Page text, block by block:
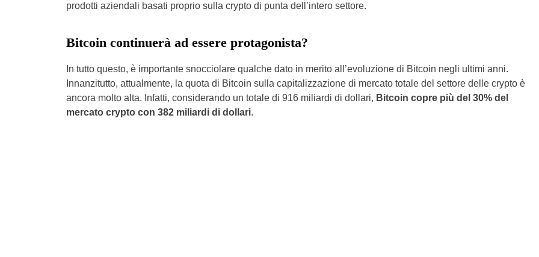
prodotti aziendali basati proprio sulla crypto di punta dell’intero settore.
Bitcoin continuerà ad essere protagonista?
In tutto questo, è importante snocciolare qualche dato in merito all’evoluzione di Bitcoin negli ultimi anni.
Innanzitutto, attualmente, la quota di Bitcoin sulla capitalizzazione di mercato totale del settore delle crypto è
ancora molto alta. Infatti, considerando un totale di 916 miliardi di dollari, Bitcoin copre più del 30% del
mercato crypto con 382 miliardi di dollari.